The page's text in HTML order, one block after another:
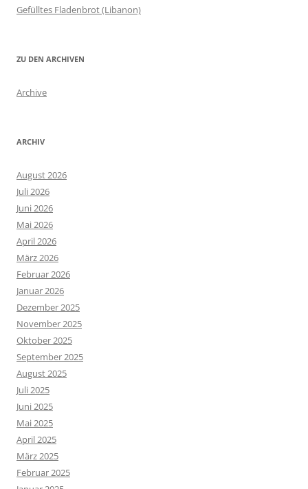
Gefülltes Fladenbrot (Libanon)
ZU DEN ARCHIVEN
Archive
ARCHIV
August 2026
Juli 2026
Juni 2026
Mai 2026
April 2026
März 2026
Februar 2026
Januar 2026
Dezember 2025
November 2025
Oktober 2025
September 2025
August 2025
Juli 2025
Juni 2025
Mai 2025
April 2025
März 2025
Februar 2025